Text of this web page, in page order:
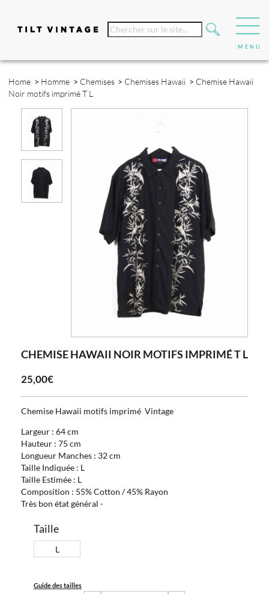
Home > Homme > Chemises > Chemises Hawaii > Chemise Hawaii
Noir motifs imprimé T L
CHEMISE HAWAII NOIR MOTIFS IMPRIMÉ T L
25,00€
Chemise Hawaii motifs imprimé Vintage
Largeur : 64 cm
Hauteur : 75 cm
Longueur Manches : 32 cm
Taille Indiquée : L
Taille Estimée : L
Composition : 55% Cotton / 45% Rayon
Très bon état général -
Taille
L
Guide des tailles